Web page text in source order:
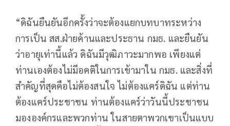
“ดิฉันยืนยันอีกครั้งว่าจะต้องแยกบทบาทระหว่าง
การเป็น สส.ฝ่ายค้านและประธาน กมธ. และยืนยัน
ว่าอายุเท่านี้แล้ว ดิฉันมีวุฒิภาวะมากพอ เพียงแต่
ท่านเองต้องไม่มีอคติในการเข้ามาใน กมธ. และสิ่งที่
สำคัญที่สุดคือไม่ต้องสนใจ ไม่ต้องแคร์ดิฉัน แต่ท่าน
ต้องแคร์ประชาชน ท่านต้องแคร์ว่าวันนี้ประชาชน
มององค์กรและพวกท่าน ในสายตาพวกเขาเป็นแบบ